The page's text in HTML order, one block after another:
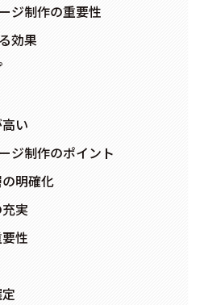
ジ制作の重要性
効果
い
ジ制作のポイント
明確化
実
性